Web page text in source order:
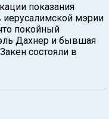
показания
иерусалимской мэрии
покойный
Дахнер и бывшая
состояли в